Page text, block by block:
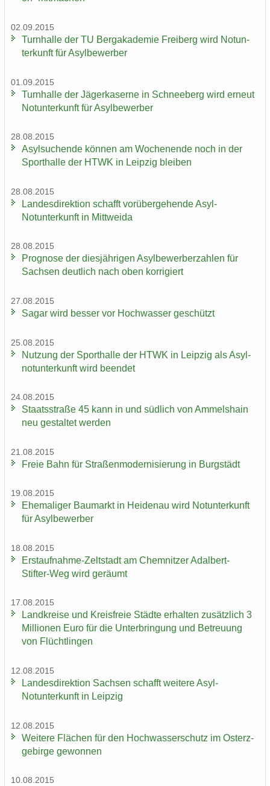
02.09.2015
Turn­hal­le der TU Berg­aka­de­mie Frei­berg wird Not­un­
ter­kunft für Asyl­be­wer­ber
01.09.2015
Turn­hal­le der Jä­ger­ka­ser­ne in Schnee­berg wird er­neut
Not­un­ter­kunft für Asyl­be­wer­ber
28.08.2015
Asyl­su­chen­de kön­nen am Wo­chen­en­de noch in der
Sport­hal­le der HTWK in Leip­zig blei­ben
28.08.2015
Lan­des­di­rek­ti­on schafft vor­über­ge­hen­de Asyl-​
Notunterkunft in Mitt­wei­da
28.08.2015
Pro­gno­se der dies­jäh­ri­gen Asyl­be­wer­ber­zah­len für
Sach­sen deut­lich nach oben kor­ri­giert
27.08.2015
Sagar wird bes­ser vor Hoch­was­ser ge­schützt
25.08.2015
Nut­zung der Sport­hal­le der HTWK in Leip­zig als Asyl­
not­un­ter­kunft wird be­en­det
24.08.2015
Staats­stra­ße 45 kann in und süd­lich von Am­mels­hain
neu ge­stal­tet wer­den
21.08.2015
Freie Bahn für Stra­ßen­mo­der­ni­sie­rung in Burg­städt
19.08.2015
Ehe­ma­li­ger Bau­markt in Hei­den­au wird Not­un­ter­kunft
für Asyl­be­wer­ber
18.08.2015
Erstaufnahme-​Zeltstadt am Chem­nit­zer Adalbert-​
Stifter-Weg wird ge­räumt
17.08.2015
Land­krei­se und Kreis­freie Städ­te er­hal­ten zu­sätz­lich 3
Mil­lio­nen Euro für die Un­ter­brin­gung und Be­treu­ung
von Flücht­lin­gen
12.08.2015
Lan­des­di­rek­ti­on Sach­sen schafft wei­te­re Asyl-​
Notunterkunft in Leip­zig
12.08.2015
Wei­te­re Flä­chen für den Hoch­was­ser­schutz im Ost­erz­
ge­bir­ge ge­won­nen
10.08.2015